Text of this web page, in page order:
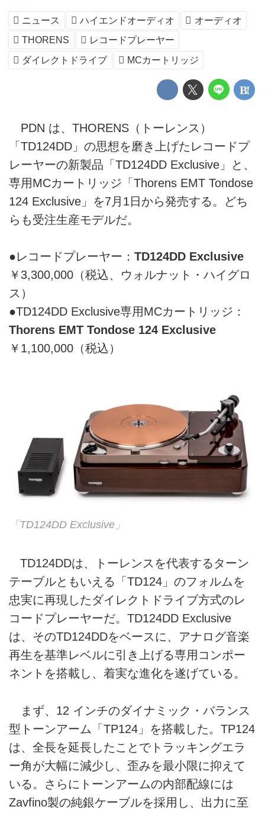
ニュース ハイエンドオーディオ
オーディオ
THORENS
レコードプレーヤー
ダイレクトドライブ
MCカートリッジ
PDN は、THORENS（トーレンス）
「TD124DD」の思想を磨き上げたレコードプ
レーヤーの新製品「TD124DD Exclusive」と、
専用MCカートリッジ「Thorens EMT Tondose
124 Exclusive」を7月1日から発売する。どち
らも受注生産モデルだ。
●レコードプレーヤー： TD124DD Exclusive
￥3,300,000（税込、ウォルナット・ハイグロ
ス）
●TD124DD Exclusive専用MCカートリッジ：
Thorens EMT Tondose 124 Exclusive
￥1,100,000（税込）
「TD124DD Exclusive」
TD124DDは、トーレンスを代表するターン
テーブルともいえる「TD124」のフォルムを
忠実に再現したダイレクトドライブ方式のレ
コードプレーヤーだ。TD124DD Exclusive
は、そのTD124DDをベースに、アナログ音楽
再生を基準レベルに引き上げる専用コンポー
ネントを搭載し、着実な進化を遂げている。
まず、12 インチのダイナミック・バランス
型トーンアーム「TP124」を搭載した。TP124
は、全長を延長したことでトラッキングエラ
ー角が大幅に減少し、歪みを最小限に抑えて
いる。さらにトーンアームの内部配線には
Zavfino製の純銀ケーブルを採用し、出力に至